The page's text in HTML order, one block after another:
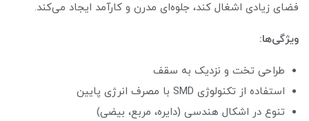
فضای زیادی اشغال کند، جلوه‌ای مدرن و کارآمد ایجاد می‌کند.
ویژگی‌ها:
طراحی تخت و نزدیک به سقف
استفاده از تکنولوژی SMD با مصرف انرژی پایین
تنوع در اشکال هندسی (دایره، مربع، بیضی)